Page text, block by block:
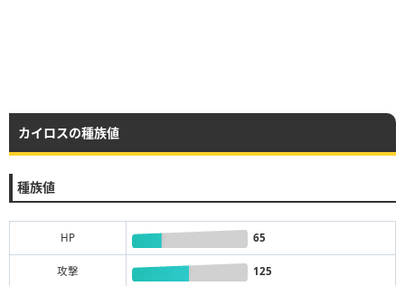
カイロスの種族値
種族値
HP 65
攻撃 125